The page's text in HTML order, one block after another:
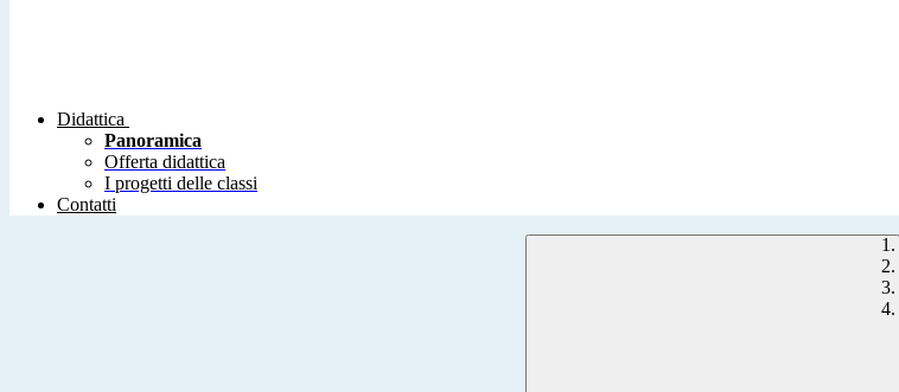
Didattica
Panoramica
Offerta didattica
I progetti delle classi
Contatti